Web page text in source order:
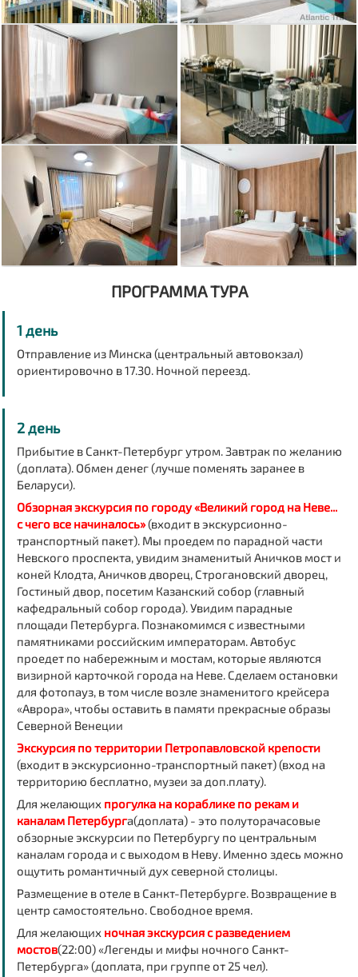
ПРОГРАММА ТУРА
1 день
Отправление из Минска (центральный автовокзал)
ориентировочно в 17.30. Ночной переезд.
2 день
Прибытие в Санкт-Петербург утром. Завтрак по желанию
(доплата). Обмен денег (лучше поменять заранее в
Беларуси).
Обзорная экскурсия по городу «Великий город на Неве...
с чего все начиналось»(входит в экскурсионно-
транспортный пакет). Мы проедем по парадной части
Невского проспекта, увидим знаменитый Аничков мост и
коней Клодта, Аничков дворец, Строгановский дворец,
Гостиный двор, посетим Казанский собор (главный
кафедральный собор города). Увидим парадные
площади Петербурга. Познакомимся с известными
памятниками российским императорам. Автобус
проедет по набережным и мостам, которые являются
визирной карточкой города на Неве. Сделаем остановки
для фотопауз, в том числе возле знаменитого крейсера
«Аврора»,чтобы оставить в памяти прекрасные образы
Северной Венеции
Экскурсия по территории Петропавловской крепости
(входит в экскурсионно-транспортный пакет)(вход на
территорию бесплатно, музеи за доп.плату).
Для желающих прогулка на кораблике по рекам и
каналам Петербурга(доплата) - это полуторачасовые
обзорные экскурсии по Петербургу по центральным
каналам города и с выходом в Неву. Именно здесь можно
ощутить романтичный дух северной столицы.
Размещение в отеле в Санкт-Петербурге. Возвращение в
центр самостоятельно. Свободное время.
Для желающих ночнаяэкскурсия с разведением
мостов(22:00) «Легенды и мифы ночного Санкт-
Петербурга» (доплата, при группе от 25 чел).